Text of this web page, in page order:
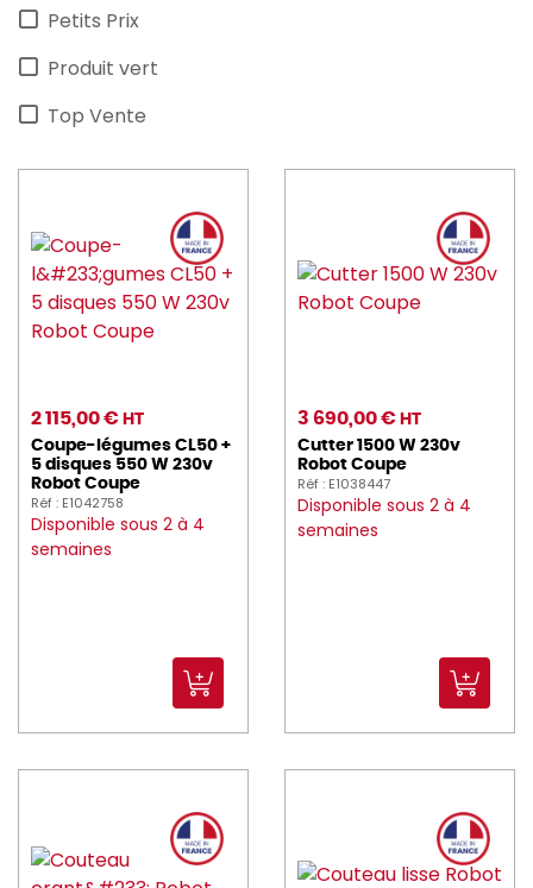
Petits Prix
Produit vert
Top Vente
2 115,00 € HT
Coupe-légumes CL50 +
5 disques 550 W 230v
Robot Coupe
Réf : E1042758
Disponible sous 2 à 4
semaines
3 690,00 € HT
Cutter 1500 W 230v
Robot Coupe
Réf : E1038447
Disponible sous 2 à 4
semaines